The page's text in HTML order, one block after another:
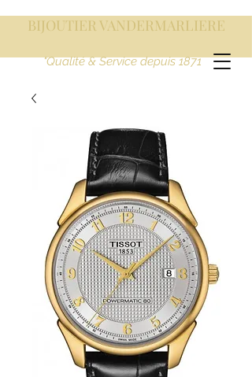
BIJOUTIER VANDERMARLIERE
"Qualité & Service depuis 1871